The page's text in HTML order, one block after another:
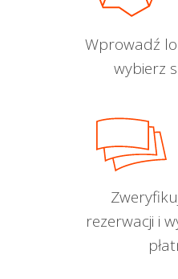
Wprowadź
wybierz
rezerwacji i